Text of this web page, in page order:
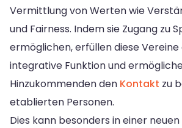
Vermittlung von Werten wie
und Fairness. Indem sie Zugang zu
ermöglichen, erfüllen diese
integrative Funktion und
Hinzukommenden den Kontakt zu
etablierten Personen.
Dies kann besonders in einer